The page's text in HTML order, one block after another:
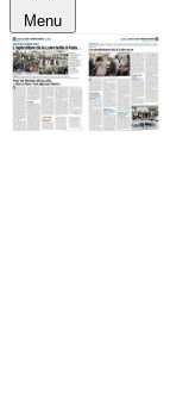
Menu